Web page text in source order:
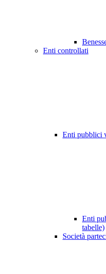
Enti controllati
Enti pubblici
Enti
tabelle)
Società